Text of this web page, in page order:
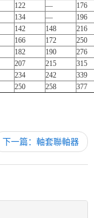
122 —
176
134 —
196
142 148
216
166 172
250
182 190
276
207 215
315
234 242
339
250 258 377
下一篇：軸套聯軸器